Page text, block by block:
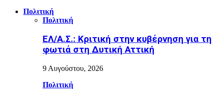
Πολιτική
Πολιτική
ΕΛ/Α.Σ.: Κριτική στην κυβέρνηση για τη
φωτιά στη Δυτική Αττική
9 Αυγούστου, 2026
Πολιτική